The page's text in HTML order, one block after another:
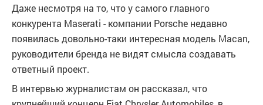
Даже несмотря на то, что у самого главного
конкурента Maserati - компании Porsche недавно
появилась довольно-таки интересная модель Macan,
руководители бренда не видят смысла создавать
ответный проект.
В интервью журналистам он рассказал, что